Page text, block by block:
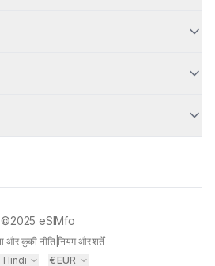
©2025 eSIMfo
और कुकी नीति|नियम और शर्तें
Hindi
€EUR